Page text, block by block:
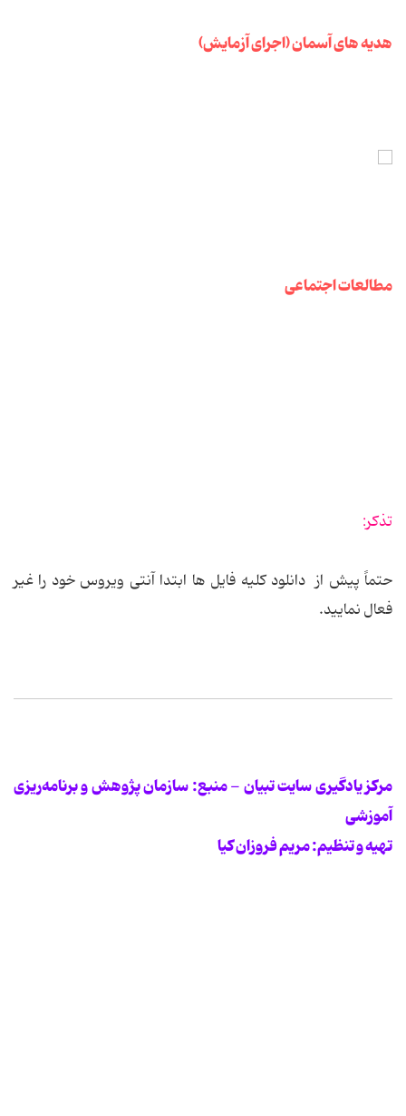
هدیه های آسمان (اجرای آزمایش)
مطالعات اجتماعی
تذکر:
حتماً پیش از دانلود کلیه فایل ها ابتدا آنتی ویروس خود را غیر
فعال نمایید.
مرکز یادگیری سایت تبیان - منبع: سازمان پژوهش و برنامه‌ریزی
آموزشی
تهیه و تنظیم: مریم فروزان کیا